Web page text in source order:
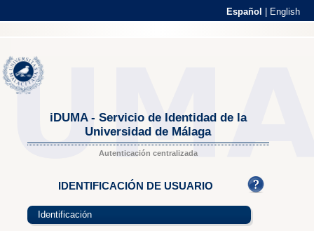
Español English
iDUMA - Servicio de Identidad de la
Universidad de Málaga
Autenticación centralizada
IDENTIFICACIÓN DE USUARIO
Identificación